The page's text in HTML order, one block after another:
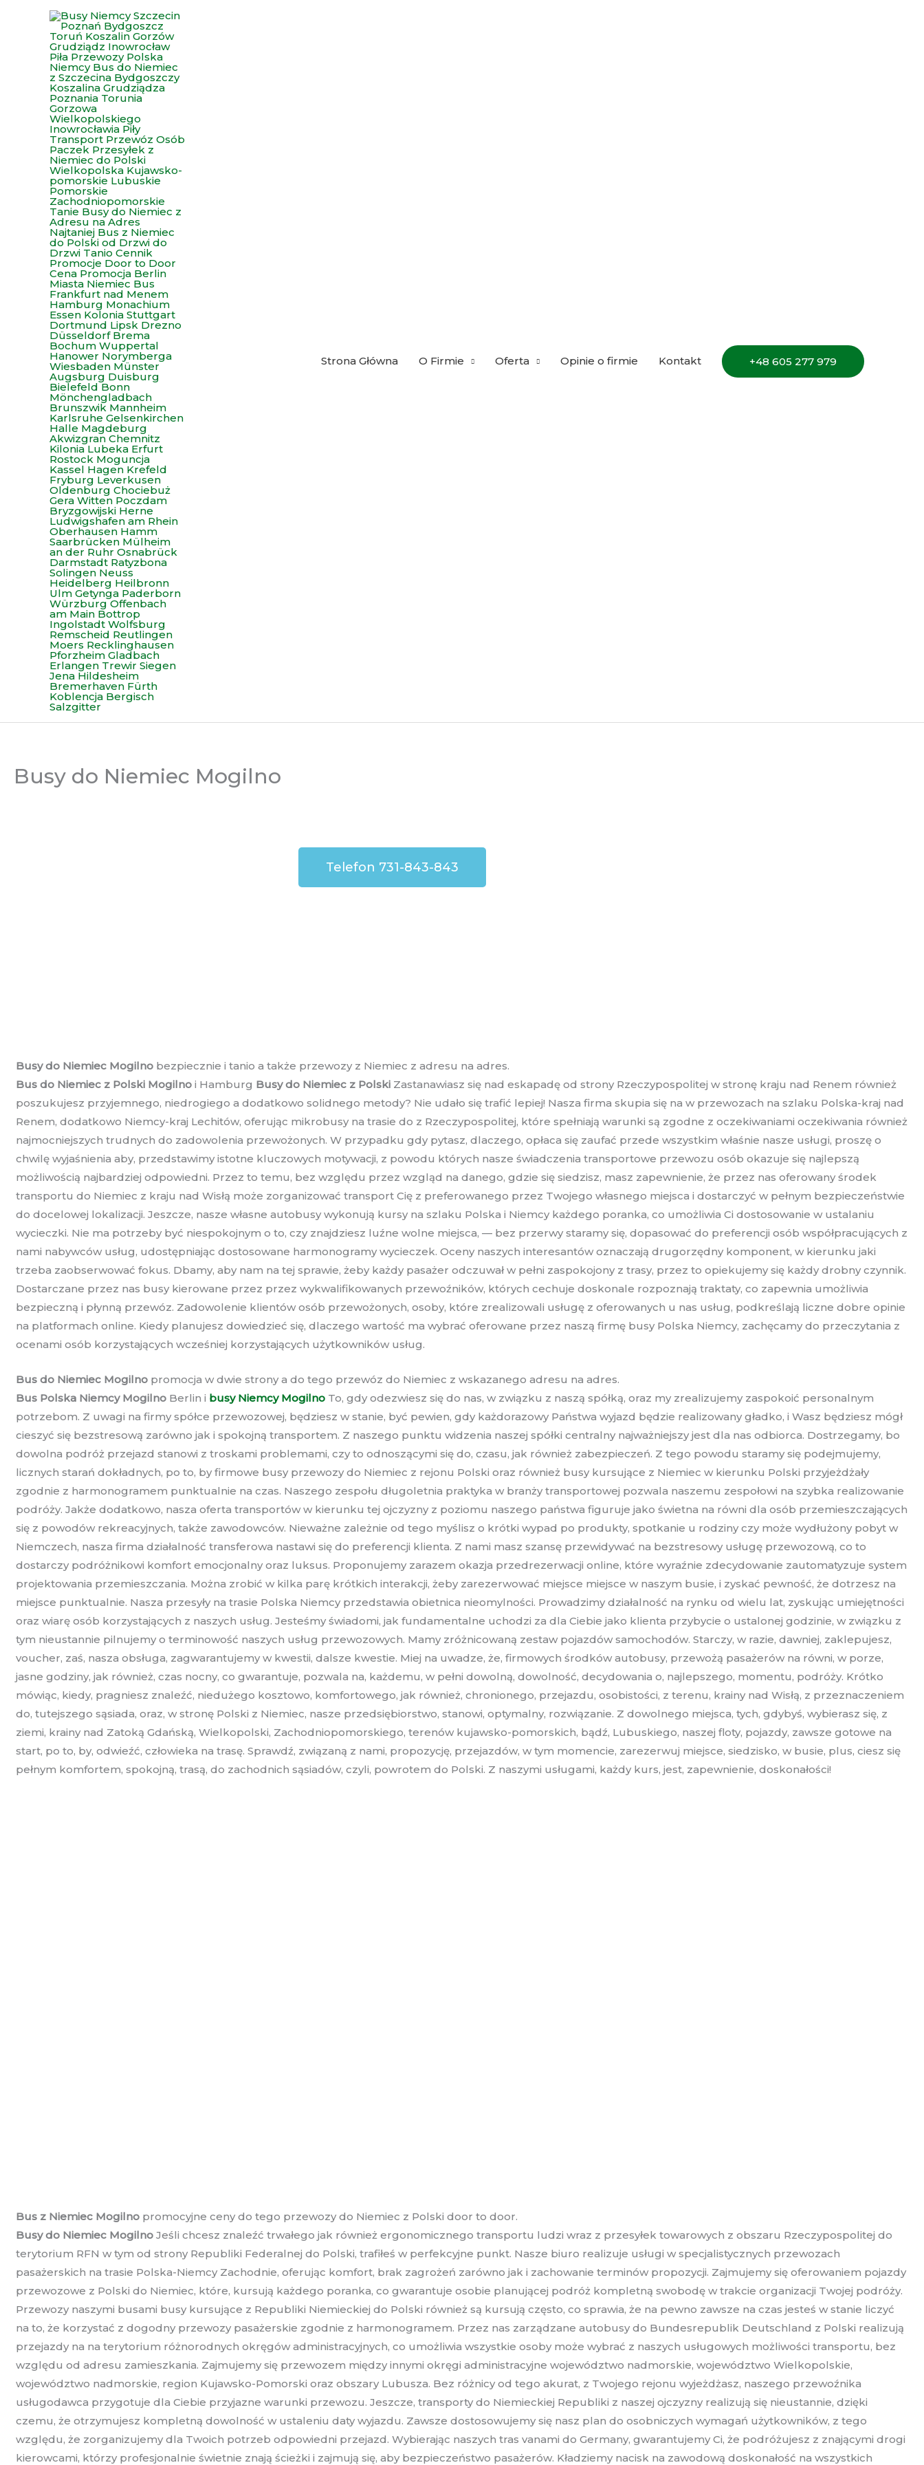
Strona Główna O Firmie Oferta Opinie o firmie Kontakt +48 605 277 979
Busy do Niemiec Mogilno
Telefon 731-843-843
Busy do Niemiec Mogilno bezpiecznie i tanio a także przewozy z Niemiec z adresu na adres.
Bus do Niemiec z Polski Mogilno i Hamburg Busy do Niemiec z Polski Zastanawiasz się nad eskapadę od strony Rzeczypospolitej w stronę kraju nad Renem również
poszukujesz przyjemnego, niedrogiego a dodatkowo solidnego metody? Nie udało się trafić lepiej! Nasza firma skupia się na w przewozach na szlaku Polska-kraj nad
Renem, dodatkowo Niemcy-kraj Lechitów, oferując mikrobusy na trasie do z Rzeczypospolitej, które spełniają warunki są zgodne z oczekiwaniami oczekiwania również
najmocniejszych trudnych do zadowolenia przewożonych. W przypadku gdy pytasz, dlaczego, opłaca się zaufać przede wszystkim właśnie nasze usługi, proszę o
chwilę wyjaśnienia aby, przedstawimy istotne kluczowych motywacji, z powodu których nasze świadczenia transportowe przewozu osób okazuje się najlepszą
możliwością najbardziej odpowiedni. Przez to temu, bez względu przez wzgląd na danego, gdzie się siedzisz, masz zapewnienie, że przez nas oferowany środek
transportu do Niemiec z kraju nad Wisłą może zorganizować transport Cię z preferowanego przez Twojego własnego miejsca i dostarczyć w pełnym bezpieczeństwie
do docelowej lokalizacji. Jeszcze, nasze własne autobusy wykonują kursy na szlaku Polska i Niemcy każdego poranka, co umożliwia Ci dostosowanie w ustalaniu
wycieczki. Nie ma potrzeby być niespokojnym o to, czy znajdziesz luźne wolne miejsca, — bez przerwy staramy się, dopasować do preferencji osób współpracujących z
nami nabywców usług, udostępniając dostosowane harmonogramy wycieczek. Oceny naszych interesantów oznaczają drugorzędny komponent, w kierunku jaki
trzeba zaobserwować fokus. Dbamy, aby nam na tej sprawie, żeby każdy pasażer odczuwał w pełni zaspokojony z trasy, przez to opiekujemy się każdy drobny czynnik.
Dostarczane przez nas busy kierowane przez przez wykwalifikowanych przewoźników, których cechuje doskonale rozpoznają traktaty, co zapewnia umożliwia
bezpieczną i płynną przewóz. Zadowolenie klientów osób przewożonych, osoby, które zrealizowali usługę z oferowanych u nas usług, podkreślają liczne dobre opinie
na platformach online. Kiedy planujesz dowiedzieć się, dlaczego wartość ma wybrać oferowane przez naszą firmę busy Polska Niemcy, zachęcamy do przeczytania z
ocenami osób korzystających wcześniej korzystających użytkowników usług.
Bus do Niemiec Mogilno promocja w dwie strony a do tego przewóz do Niemiec z wskazanego adresu na adres.
Bus Polska Niemcy Mogilno Berlin i busy Niemcy Mogilno To, gdy odezwiesz się do nas, w związku z naszą spółką, oraz my zrealizujemy zaspokoić personalnym
potrzebom. Z uwagi na firmy spółce przewozowej, będziesz w stanie, być pewien, gdy każdorazowy Państwa wyjazd będzie realizowany gładko, i Wasz będziesz mógł
cieszyć się bezstresową zarówno jak i spokojną transportem. Z naszego punktu widzenia naszej spółki centralny najważniejszy jest dla nas odbiorca. Dostrzegamy, bo
dowolna podróż przejazd stanowi z troskami problemami, czy to odnoszącymi się do, czasu, jak również zabezpieczeń. Z tego powodu staramy się podejmujemy,
licznych starań dokładnych, po to, by firmowe busy przewozy do Niemiec z rejonu Polski oraz również busy kursujące z Niemiec w kierunku Polski przyjeżdżały
zgodnie z harmonogramem punktualnie na czas. Naszego zespołu długoletnia praktyka w branży transportowej pozwala naszemu zespołowi na szybka realizowanie
podróży. Jakże dodatkowo, nasza oferta transportów w kierunku tej ojczyzny z poziomu naszego państwa figuruje jako świetna na równi dla osób przemieszczających
się z powodów rekreacyjnych, także zawodowców. Nieważne zależnie od tego myślisz o krótki wypad po produkty, spotkanie u rodziny czy może wydłużony pobyt w
Niemczech, nasza firma działalność transferowa nastawi się do preferencji klienta. Z nami masz szansę przewidywać na bezstresowy usługę przewozową, co to
dostarczy podróżnikowi komfort emocjonalny oraz luksus. Proponujemy zarazem okazja przedrezerwacji online, które wyraźnie zdecydowanie zautomatyzuje system
projektowania przemieszczania. Można zrobić w kilka parę krótkich interakcji, żeby zarezerwować miejsce miejsce w naszym busie, i zyskać pewność, że dotrzesz na
miejsce punktualnie. Nasza przesyły na trasie Polska Niemcy przedstawia obietnica nieomylności. Prowadzimy działalność na rynku od wielu lat, zyskując umiejętności
oraz wiarę osób korzystających z naszych usług. Jesteśmy świadomi, jak fundamentalne uchodzi za dla Ciebie jako klienta przybycie o ustalonej godzinie, w związku z
tym nieustannie pilnujemy o terminowość naszych usług przewozowych. Mamy zróżnicowaną zestaw pojazdów samochodów. Starczy, w razie, dawniej, zaklepujesz,
voucher, zaś, nasza obsługa, zagwarantujemy w kwestii, dalsze kwestie. Miej na uwadze, że, firmowych środków autobusy, przewożą pasażerów na równi, w porze,
jasne godziny, jak również, czas nocny, co gwarantuje, pozwala na, każdemu, w pełni dowolną, dowolność, decydowania o, najlepszego, momentu, podróży. Krótko
mówiąc, kiedy, pragniesz znaleźć, niedużego kosztowo, komfortowego, jak również, chronionego, przejazdu, osobistości, z terenu, krainy nad Wisłą, z przeznaczeniem
do, tutejszego sąsiada, oraz, w stronę Polski z Niemiec, nasze przedsiębiorstwo, stanowi, optymalny, rozwiązanie. Z dowolnego miejsca, tych, gdybyś, wybierasz się, z
ziemi, krainy nad Zatoką Gdańską, Wielkopolski, Zachodniopomorskiego, terenów kujawsko-pomorskich, bądź, Lubuskiego, naszej floty, pojazdy, zawsze gotowe na
start, po to, by, odwieźć, człowieka na trasę. Sprawdź, związaną z nami, propozycję, przejazdów, w tym momencie, zarezerwuj miejsce, siedzisko, w busie, plus, ciesz się
pełnym komfortem, spokojną, trasą, do zachodnich sąsiadów, czyli, powrotem do Polski. Z naszymi usługami, każdy kurs, jest, zapewnienie, doskonałości!
Bus z Niemiec Mogilno promocyjne ceny do tego przewozy do Niemiec z Polski door to door.
Busy do Niemiec Mogilno Jeśli chcesz znaleźć trwałego jak również ergonomicznego transportu ludzi wraz z przesyłek towarowych z obszaru Rzeczypospolitej do
terytorium RFN w tym od strony Republiki Federalnej do Polski, trafiłeś w perfekcyjne punkt. Nasze biuro realizuje usługi w specjalistycznych przewozach
pasażerskich na trasie Polska-Niemcy Zachodnie, oferując komfort, brak zagrożeń zarówno jak i zachowanie terminów propozycji. Zajmujemy się oferowaniem pojazdy
przewozowe z Polski do Niemiec, które, kursują każdego poranka, co gwarantuje osobie planującej podróż kompletną swobodę w trakcie organizacji Twojej podróży.
Przewozy naszymi busami busy kursujące z Republiki Niemieckiej do Polski również są kursują często, co sprawia, że na pewno zawsze na czas jesteś w stanie liczyć
na to, że korzystać z dogodny przewozy pasażerskie zgodnie z harmonogramem. Przez nas zarządzane autobusy do Bundesrepublik Deutschland z Polski realizują
przejazdy na na terytorium różnorodnych okręgów administracyjnych, co umożliwia wszystkie osoby może wybrać z naszych usługowych możliwości transportu, bez
względu od adresu zamieszkania. Zajmujemy się przewozem między innymi okręgi administracyjne województwo nadmorskie, województwo Wielkopolskie,
województwo nadmorskie, region Kujawsko-Pomorski oraz obszary Lubusza. Bez różnicy od tego akurat, z Twojego rejonu wyjeżdżasz, naszego przewoźnika
usługodawca przygotuje dla Ciebie przyjazne warunki przewozu. Jeszcze, transporty do Niemieckiej Republiki z naszej ojczyzny realizują się nieustannie, dzięki
czemu, że otrzymujesz kompletną dowolność w ustaleniu daty wyjazdu. Zawsze dostosowujemy się nasz plan do osobniczych wymagań użytkowników, z tego
względu, że zorganizujemy dla Twoich potrzeb odpowiedni przejazd. Wybierając naszych tras vanami do Germany, gwarantujemy Ci, że podróżujesz z znającymi drogi
kierowcami, którzy profesjonalnie świetnie znają ścieżki i zajmują się, aby bezpieczeństwo pasażerów. Kładziemy nacisk na zawodową doskonałość na wszystkich